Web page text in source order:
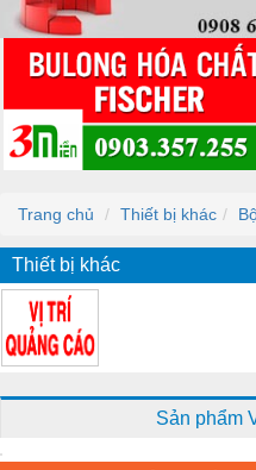
Trang chủ Thiết bị khác
Thiết bị khác
Sản phẩm